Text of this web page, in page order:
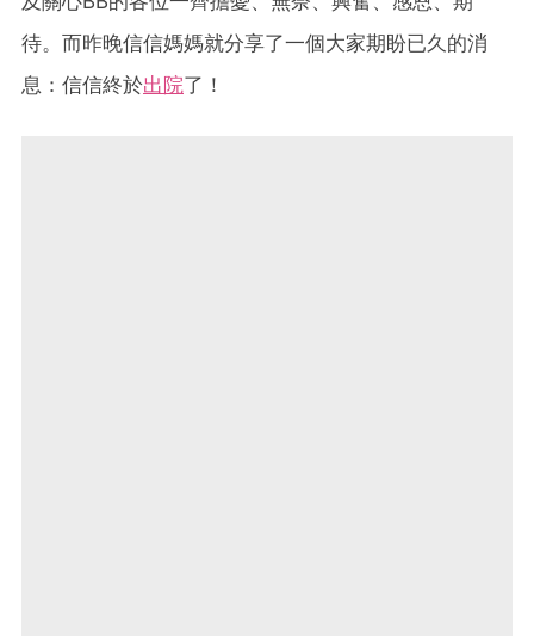
待。而昨晚信信媽媽就分享了一個大家期盼已久的消
息：信信終於出院了！